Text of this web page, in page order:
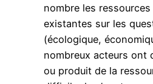
nombre les
existantes sur les
(écologique,
nombreux acteurs ont
ou produit de la